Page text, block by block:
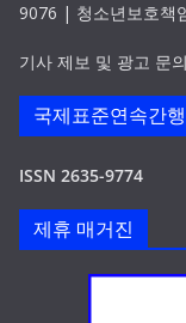
9076 | 청소년보호책
기사 제보 및 광고 문
국제표준연속간
ISSN 2635-9774
제휴 매거진